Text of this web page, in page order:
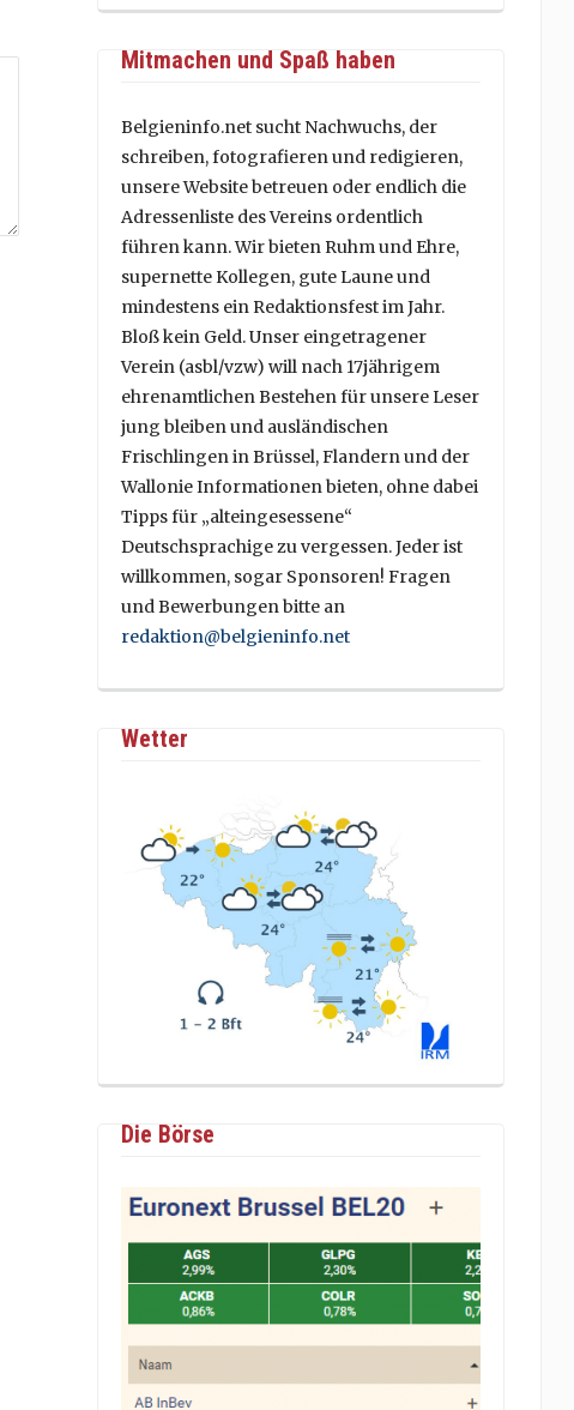
Mitmachen und Spaß haben
Belgieninfo.net sucht Nachwuchs, der
schreiben, fotografieren und redigieren,
unsere Website betreuen oder endlich die
Adressenliste des Vereins ordentlich
führen kann. Wir bieten Ruhm und Ehre,
supernette Kollegen, gute Laune und
mindestens ein Redaktionsfest im Jahr.
Bloß kein Geld. Unser eingetragener
Verein (asbl/vzw) will nach 17jährigem
ehrenamtlichen Bestehen für unsere Leser
jung bleiben und ausländischen
Frischlingen in Brüssel, Flandern und der
Wallonie Informationen bieten, ohne dabei
Tipps für „alteingesessene“
Deutschsprachige zu vergessen. Jeder ist
willkommen, sogar Sponsoren! Fragen
und Bewerbungen bitte an
redaktion@belgieninfo.net
Wetter
Die Börse